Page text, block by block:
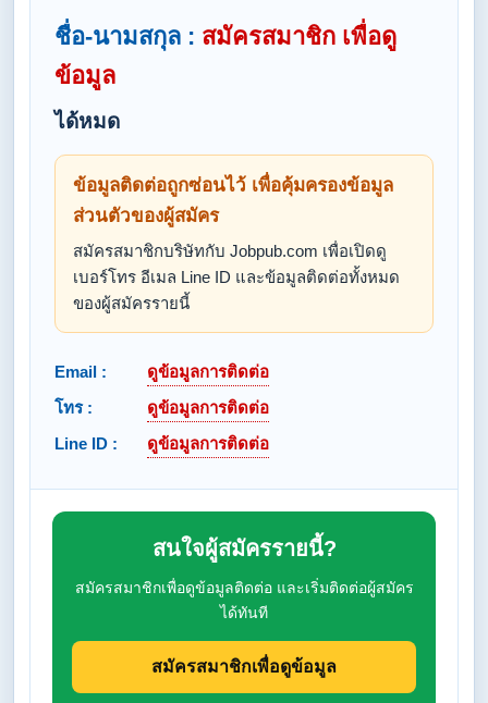
ชื่อ-นามสกุล : สมัครสมาชิก เพื่อดู
ข้อมูล
ได้หมด
ข้อมูลติดต่อถูกซ่อนไว้ เพื่อคุ้มครองข้อมูล
ส่วนตัวของผู้สมัคร
สมัครสมาชิกบริษัทกับ Jobpub.com เพื่อเปิดดู
เบอร์โทร อีเมล Line ID และข้อมูลติดต่อทั้งหมด
ของผู้สมัครรายนี้
Email :
ดูข้อมูลการติดต่อ
โทร :
ดูข้อมูลการติดต่อ
Line ID :
ดูข้อมูลการติดต่อ
สนใจผู้สมัครรายนี้?
สมัครสมาชิกเพื่อดูข้อมูลติดต่อ และเริ่มติดต่อผู้สมัคร
ได้ทันที
สมัครสมาชิกเพื่อดูข้อมูล